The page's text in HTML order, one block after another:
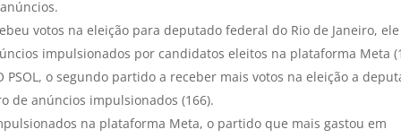
votos na eleição para deputado federal do Rio de Janeiro,
impulsionados por candidatos eleitos na plataforma Meta
o segundo partido a receber mais votos na eleição a
de anúncios impulsionados (166).
na plataforma Meta, o partido que mais gastou em